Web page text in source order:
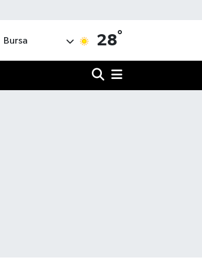
Bursa 28°